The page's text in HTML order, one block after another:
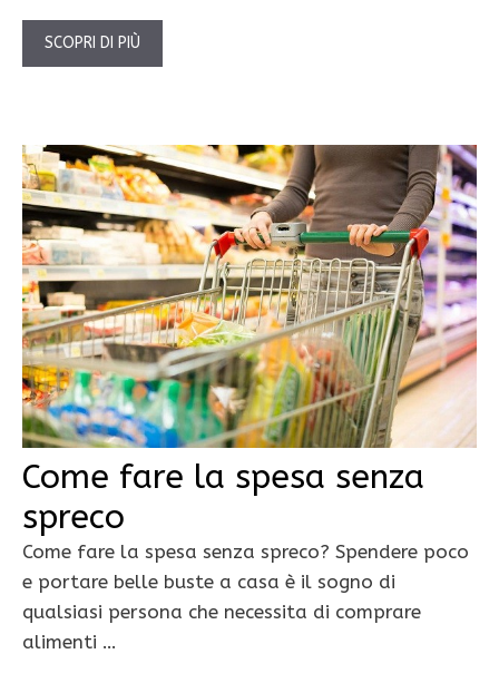
SCOPRI DI PIÙ
Come fare la spesa senza
spreco
Come fare la spesa senza spreco? Spendere poco
e portare belle buste a casa è il sogno di
qualsiasi persona che necessita di comprare
alimenti …